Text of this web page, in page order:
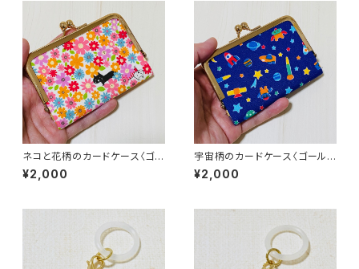
ネコと花柄のカードケース〈ゴー
ルド〉
¥2,000
宇宙柄のカードケース〈ゴール
ド〉
¥2,000